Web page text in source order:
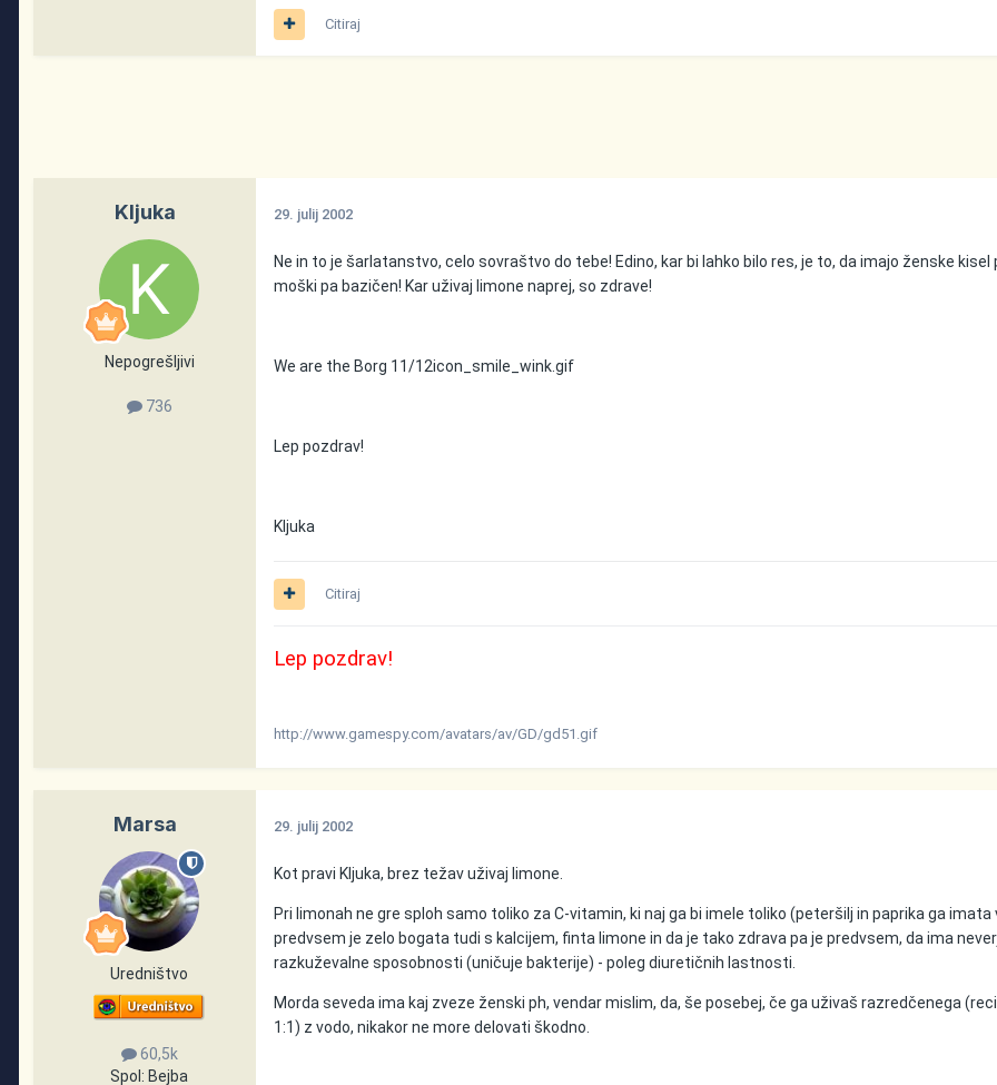
Citiraj
Kljuka
Nepogrešljivi
736
29. julij 2002
Ne in to je šarlatanstvo, celo sovraštvo do tebe! Edino, kar bi lahko bilo res, je to, da imajo ženske kisel
moški pa bazičen! Kar uživaj limone naprej, so zdrave!
We are the Borg 11/12icon_smile_wink.gif
Lep pozdrav!
Kljuka
Citiraj
Lep pozdrav!
http://www.gamespy.com/avatars/av/GD/gd51.gif
Marsa
Uredništvo
60,5k
Spol: Bejba
29. julij 2002
Kot pravi Kljuka, brez težav uživaj limone.
Pri limonah ne gre sploh samo toliko za C-vitamin, ki naj ga bi imele toliko (peteršilj in paprika ga imata
predvsem je zelo bogata tudi s kalcijem, finta limone in da je tako zdrava pa je predvsem, da ima
razkuževalne sposobnosti (uničuje bakterije) - poleg diuretičnih lastnosti.
Morda seveda ima kaj zveze ženski ph, vendar mislim, da, še posebej, če ga uživaš razredčenega
1:1) z vodo, nikakor ne more delovati škodno.